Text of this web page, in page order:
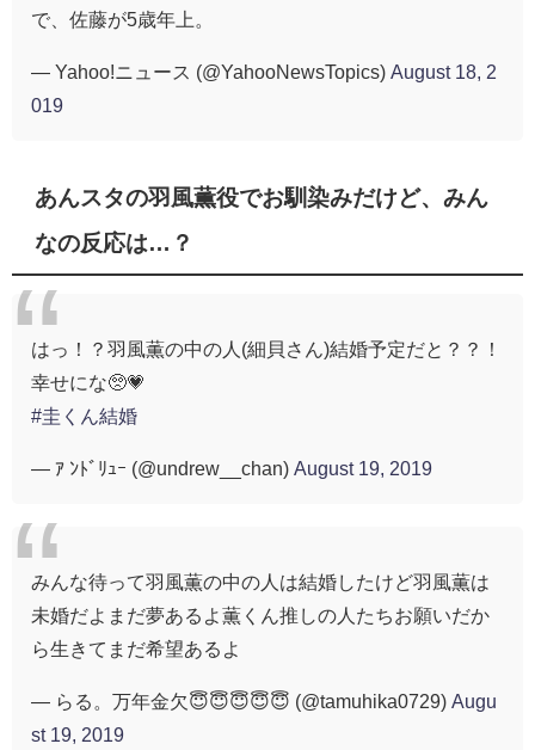
で、佐藤が5歳年上。
— Yahoo!ニュース (@YahooNewsTopics) August 18, 2
019
あんスタの羽風薫役でお馴染みだけど、みん
なの反応は…？
はっ！？羽風薫の中の人(細貝さん)結婚予定だと？？！
幸せにな🥺💗
#圭くん結婚
— ｱ ﾝﾄﾞﾘｭｰ (@undrew__chan) August 19, 2019
みんな待って羽風薫の中の人は結婚したけど羽風薫は
未婚だよまだ夢あるよ薫くん推しの人たちお願いだか
ら生きてまだ希望あるよ
— らる。万年金欠😇😇😇😇😇 (@tamuhika0729) Augu
st 19, 2019